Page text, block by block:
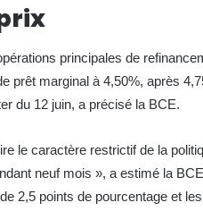
principales de
prêt marginal à 4,50%, après
du 12 juin, a précisé la BCE.
le caractère restrictif de la
neuf mois », a estimé la
2,5 points de pourcentage et